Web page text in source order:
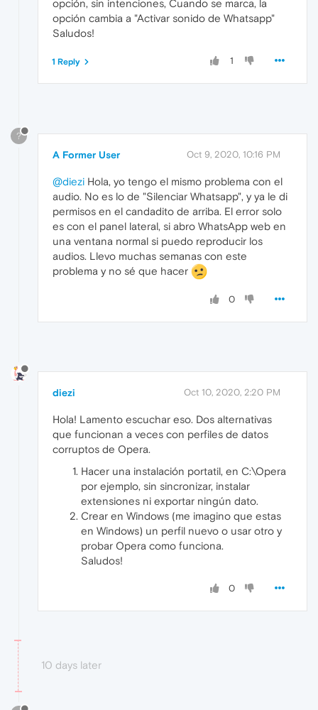
opción, sin intenciones, Cuando se marca, la
opción cambia a "Activar sonido de Whatsapp"
Saludos!
1
1 Reply
?
A Former User Oct 9, 2020, 10:16 PM
@diezi Hola, yo tengo el mismo problema con el
audio. No es lo de "Silenciar Whatsapp", y ya le di
permisos en el candadito de arriba. El error solo
es con el panel lateral, si abro WhatsApp web en
una ventana normal si puedo reproducir los
audios. Llevo muchas semanas con este
problema y no sé que hacer
0
diezi Oct 10, 2020, 2:20 PM
Hola! Lamento escuchar eso. Dos alternativas
que funcionan a veces con perfiles de datos
corruptos de Opera.
Hacer una instalación portatil, en C:\Opera
por ejemplo, sin sincronizar, instalar
extensiones ni exportar ningún dato.
Crear en Windows (me imagino que estas
en Windows) un perfil nuevo o usar otro y
probar Opera como funciona.
Saludos!
0
10 days later